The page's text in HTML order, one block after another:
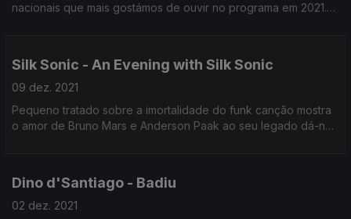
nacionais que mais gostámos de ouvir no programa em 2021.
Silk Sonic - An Evening with Silk Sonic
09 dez. 2021
Pequeno tratado sobre a imortalidade do funk canção mostra
o amor de Bruno Mars e Anderson Paak ao seu legado dá-nos
Dino d'Santiago - Badiu
02 dez. 2021